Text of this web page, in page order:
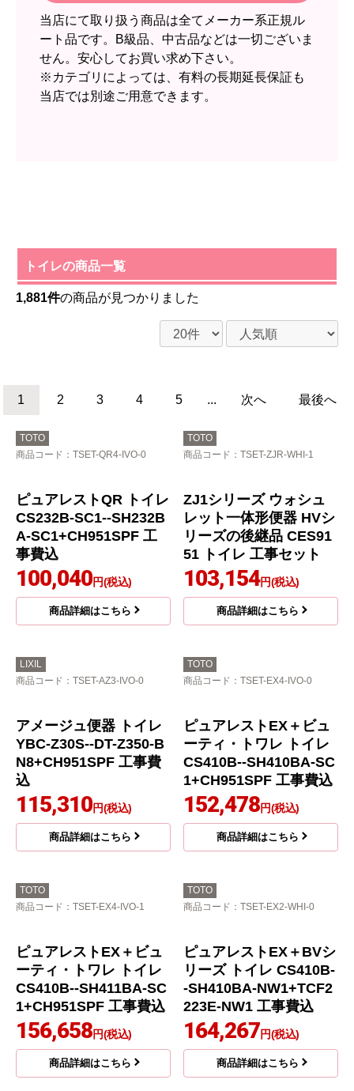
当店にて取り扱う商品は全てメーカー系正規ル
ート品です。B級品、中古品などは一切ございま
せん。安心してお買い求め下さい。
※カテゴリによっては、有料の長期延長保証も
当店では別途ご用意できます。
トイレの商品一覧
1,881件の商品が見つかりました
1 2 3 4 5 ... 次へ 最後へ
TOTO
商品コード ：TSET-QR4-IVO-0
CS232B-SC1--SH232B
A-SC1+CH951SPF 工
事費込
100,040円(税込)
商品詳細はこちら
TOTO
商品コード ：TSET-ZJR-WHI-1
レット一体形便器 HVシ
リーズの後継品 CES91
51 トイレ 工事セット
103,154円(税込)
商品詳細はこちら
LIXIL
商品コード
：TSET-AZ3-IVO-0
アメージュ便器 トイレ
YBC-Z30S--DT-Z350-B
N8+CH951SPF 工事費
込
115,310円(税込)
TOTO
商品コード
：TSET-EX4-IVO-0
ピュアレストEX＋ビュ
ーティ・トワレ トイレ
CS410B--SH410BA-SC
1+CH951SPF 工事費込
152,478円(税込)